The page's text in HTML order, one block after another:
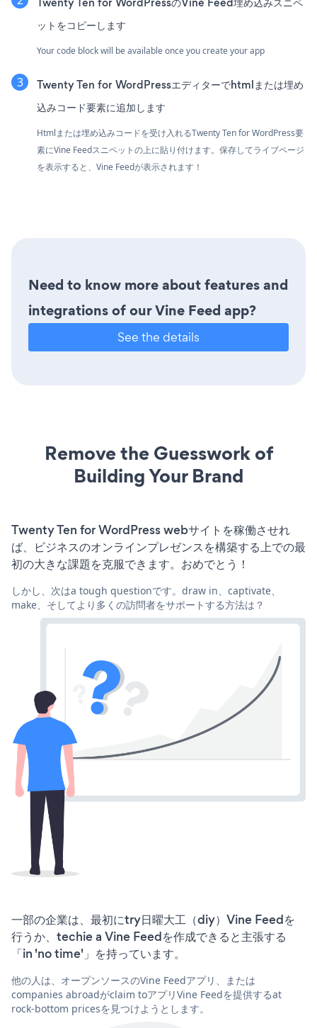
ットをコピーします
Your code block will be available once you create your app
Twenty Ten for WordPressエディターでhtmlまたは埋め
込みコード要素に追加します
Htmlまたは埋め込みコードを受け入れるTwenty Ten for WordPress要
素にVine Feedスニペットの上に貼り付けます。保存してライブページ
を表示すると、Vine Feedが表示されます！
Need to know more about features and
integrations of our Vine Feed app?
See the details
Remove the Guesswork of
Building Your Brand
Twenty Ten for WordPress webサイトを稼働させれ
ば、ビジネスのオンラインプレゼンスを構築する上での最
初の大きな課題を克服できます。おめでとう！
しかし、次はa tough questionです。draw in、captivate、
make、そしてより多くの訪問者をサポートする方法は？
一部の企業は、最初にtry日曜大工（diy）Vine Feedを
行うか、techie a Vine Feedを作成できると主張する
「in 'no time'」を持っています。
他の人は、オープンソースのVine Feedアプリ、または
companies abroadがclaim toアプリVine Feedを提供するat
rock-bottom pricesを見つけようとします。